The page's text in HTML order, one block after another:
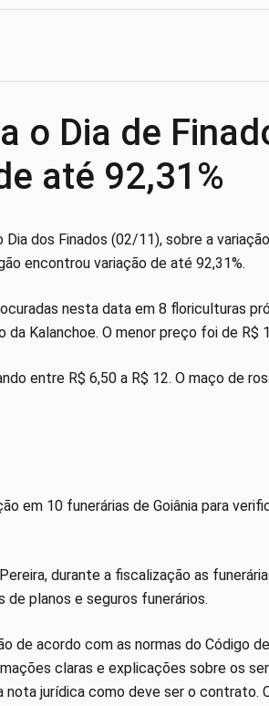
o Dia de
até 92,31%
Dia dos Finados (02/11), sobre a
encontrou variação de até 92,31%.
nesta data em 8 floriculturas
Kalanchoe. O menor preço foi de R$
entre R$ 6,50 a R$ 12. O maço de
em 10 funerárias de Goiânia para
durante a fiscalização as
planos e seguros funerários.
de acordo com as normas do Código
claras e explicações sobre os
jurídica como deve ser o contrato.